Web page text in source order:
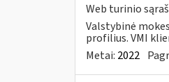
Web turinio
Valstybinė
profilius. VMI
Metai: 2022